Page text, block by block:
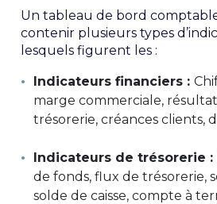
Un tableau de bord
contenir plusieurs types
lesquels figurent les :
Indicateurs financiers :
marge commerciale,
trésorerie, créances clients,
Indicateurs de trésorerie :
de fonds, flux de trésorerie,
solde de caisse, compte à